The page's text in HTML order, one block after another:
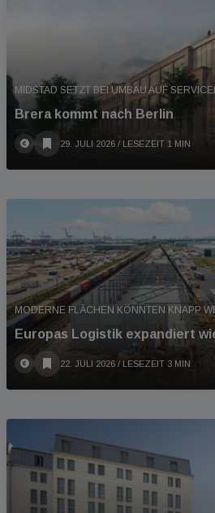
MIDSTAD SETZT BEI UMBAU AUF
Brera kommt nach Berlin
29. JULI 2026 / LESEZEIT 1 MIN
MODERNE FLÄCHEN KÖNNTEN KNAPP
Europas Logistik expandiert
22. JULI 2026 / LESEZEIT 3 MIN